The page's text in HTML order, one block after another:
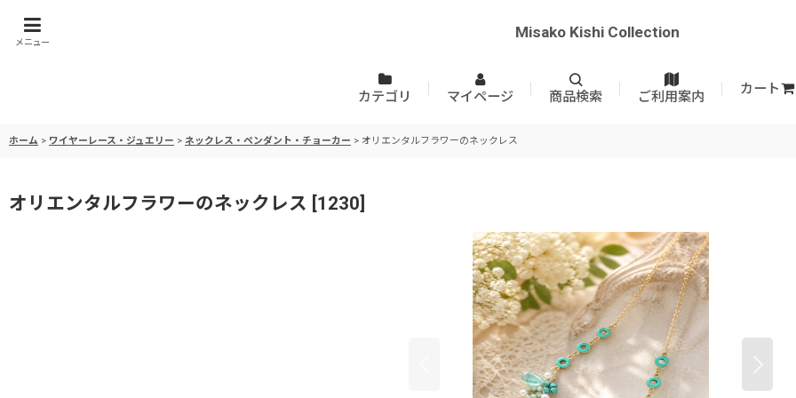
メニュー
Misako Kishi Collection
カテゴリ マイページ 商品検索 ご利用案内
カート
ホーム > ワイヤーレース・ジュエリー > ネックレス・ペンダント・チョーカー > オリエンタルフラワーのネックレス
オリエンタルフラワーのネックレス [1230]